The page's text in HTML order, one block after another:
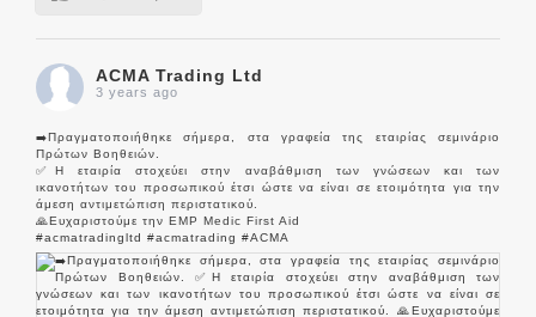
ACMA Trading Ltd
3 years ago
➡️Πραγματοποιήθηκε σήμερα, στα γραφεία της εταιρίας σεμινάριο
Πρώτων Βοηθειών.
✅Η εταιρία στοχεύει στην αναβάθμιση των γνώσεων και των
ικανοτήτων του προσωπικού έτσι ώστε να είναι σε ετοιμότητα για την
άμεση αντιμετώπιση περιστατικού.
🙏Ευχαριστούμε την EMP Medic First Aid
#acmatradingltd #acmatrading #ACMA